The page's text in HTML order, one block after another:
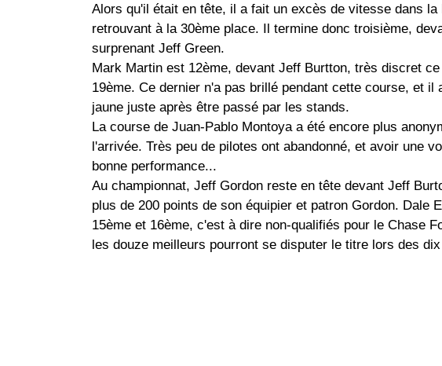
Alors qu'il était en tête, il a fait un excès de vitesse dans
retrouvant à la 30ème place. Il termine donc troisième,
surprenant Jeff Green.
Mark Martin est 12ème, devant Jeff Burtton, très discret
19ème. Ce dernier n'a pas brillé pendant cette course, et il
jaune juste après être passé par les stands.
La course de Juan-Pablo Montoya a été encore plus
l'arrivée. Très peu de pilotes ont abandonné, et avoir une
bonne performance...
Au championnat, Jeff Gordon reste en tête devant Jeff
plus de 200 points de son équipier et patron Gordon. Dale
15ème et 16ème, c'est à dire non-qualifiés pour le Chase
les douze meilleurs pourront se disputer le titre lors des